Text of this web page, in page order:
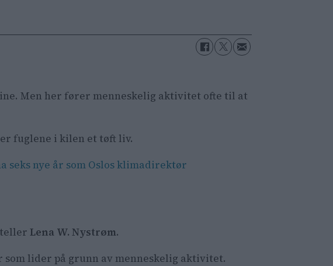
Men her fører menneskelig aktivitet ofte til at
fuglene i kilen et tøft liv.
seks nye år som Oslos klimadirektør
Lena W. Nystrøm.
lider på grunn av menneskelig aktivitet.